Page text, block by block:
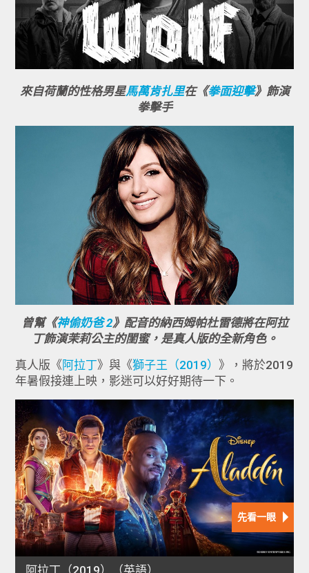
來自荷蘭的性格男星馬萬肯扎里在《拳面迎擊》飾演
拳擊手
曾幫《神偷奶爸 2》配音的納西姆帕杜雷德將在阿拉
丁飾演茉莉公主的閨蜜，是真人版的全新角色。
真人版《阿拉丁》與《獅子王（2019） 》，將於2019
年暑假接連上映，影迷可以好好期待一下。